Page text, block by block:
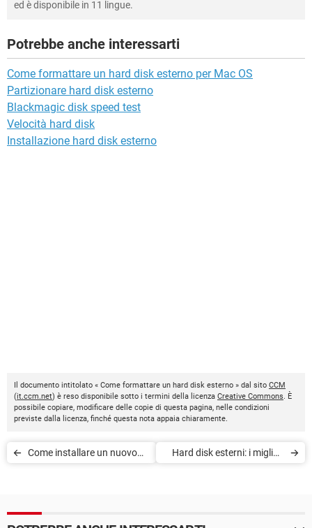
ed è disponibile in 11 lingue.
Potrebbe anche interessarti
Come formattare un hard disk esterno per Mac OS
Partizionare hard disk esterno
Blackmagic disk speed test
Velocità hard disk
Installazione hard disk esterno
Il documento intitolato « Come formattare un hard disk esterno » dal sito CCM
(it.ccm.net) è reso disponibile sotto i termini della licenza Creative Commons. È
possibile copiare, modificare delle copie di questa pagina, nelle condizioni
previste dalla licenza, finché questa nota appaia chiaramente.
Come installare un nuovo
Hard disk esterni: i migliori